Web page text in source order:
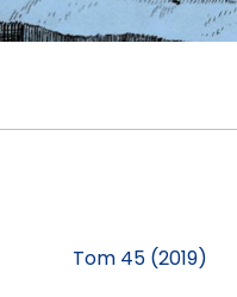
Tom 45 (2019)